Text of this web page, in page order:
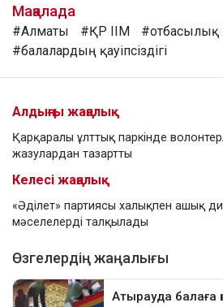
Мақалада
#Алматы #ҚР ІІМ
#балалардың қауіпсіздігі
Алдыңғы жаңалық
Қарқаралы ұлттық паркінде
жазулардан тазартты
Келесі жаңалық
«Әділет» партиясы халықпен ашық
мәселелерді талқылады